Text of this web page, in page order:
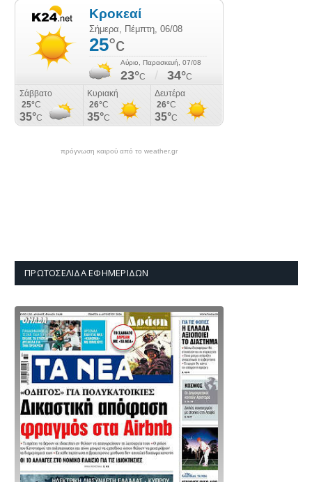
πρόγνωση καιρού από το weather.gr
ΠΡΩΤΟΣΈΛΙΔΑ ΕΦΗΜΕΡΊΔΩΝ